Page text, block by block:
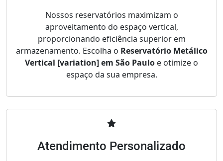
Nossos reservatórios maximizam o
aproveitamento do espaço vertical,
proporcionando eficiência superior em
armazenamento. Escolha o Reservatório Metálico
Vertical [variation] em São Paulo e otimize o
espaço da sua empresa.
Atendimento Personalizado